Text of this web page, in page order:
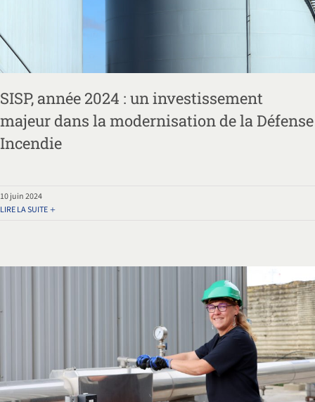
SISP, année 2024 : un investissement
majeur dans la modernisation de la Défense
Incendie
10 juin 2024
LIRE LA SUITE